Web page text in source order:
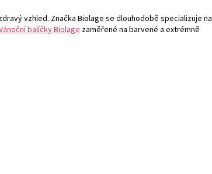
vzhled. Značka Biolage se dlouhodobě specializuje na
balíčky Biolage zaměřené na barvené a extrémně